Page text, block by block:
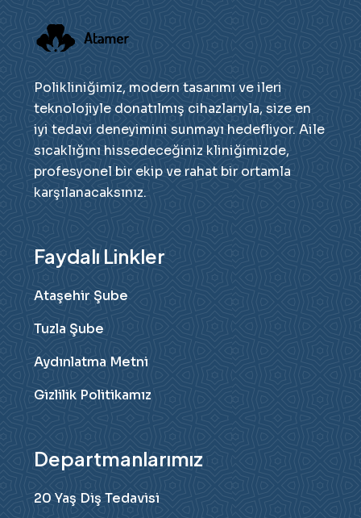
Polikliniğimiz, modern tasarımı ve ileri
teknolojiyle donatılmış cihazlarıyla, size en
iyi tedavi deneyimini sunmayı hedefliyor. Aile
sıcaklığını hissedeceğiniz kliniğimizde,
profesyonel bir ekip ve rahat bir ortamla
karşılanacaksınız.
Faydalı Linkler
Ataşehir Şube
Tuzla Şube
Aydınlatma Metni
Gizlilik Politikamız
Departmanlarımız
20 Yaş Diş Tedavisi